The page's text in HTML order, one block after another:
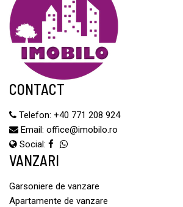
CONTACT
Telefon: +40 771 208 924
Email: office@imobilo.ro
Social:
VANZARI
Garsoniere de vanzare
Apartamente de vanzare